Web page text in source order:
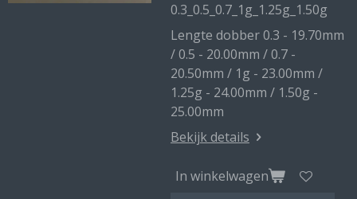
0.3_0.5_0.7_1g_1.25g_1.50g
Lengte dobber 0.3 - 19.70mm
/ 0.5 - 20.00mm / 0.7 -
20.50mm / 1g - 23.00mm /
1.25g - 24.00mm / 1.50g -
25.00mm
Bekijk details
In winkelwagen